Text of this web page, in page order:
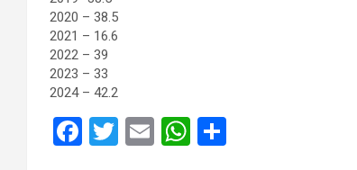
2020 – 38.5
2021 – 16.6
2022 – 39
2023 – 33
2024 – 42.2
F
T
E
W